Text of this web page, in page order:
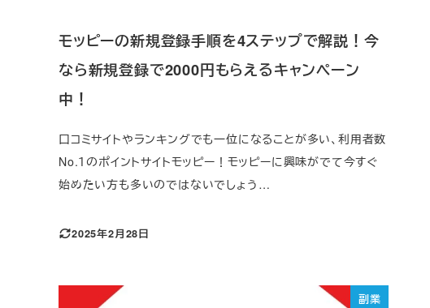
モッピーの新規登録手順を4ステップで解説！今
なら新規登録で2000円もらえるキャンペーン
中！
口コミサイトやランキングでも一位になることが多い、利用者数
No.１のポイントサイトモッピー！モッピーに興味がでて今すぐ
始めたい方も多いのではないでしょう…
2025年2月28日
副業